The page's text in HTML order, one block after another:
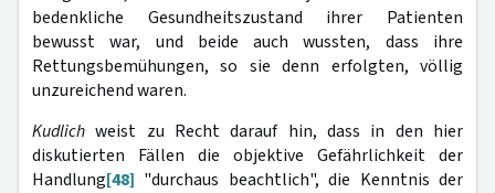
bedenkliche Gesundheitszustand ihrer Patienten
bewusst war, und beide auch wussten, dass ihre
Rettungsbemühungen, so sie denn erfolgten, völlig
unzureichend waren.
Kudlichweist zu Recht darauf hin, dass in den hier
diskutierten Fällen die objektive Gefährlichkeit der
Handlung[48] "durchaus beachtlich", die Kenntnis der